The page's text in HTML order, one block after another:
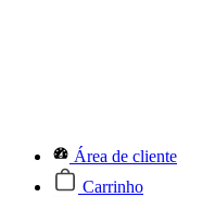
Área de cliente
Carrinho